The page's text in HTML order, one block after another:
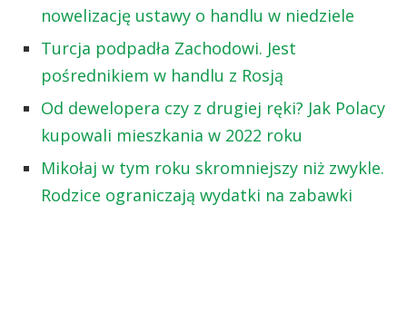
nowelizację ustawy o handlu w niedziele
Turcja podpadła Zachodowi. Jest
pośrednikiem w handlu z Rosją
Od dewelopera czy z drugiej ręki? Jak Polacy
kupowali mieszkania w 2022 roku
Mikołaj w tym roku skromniejszy niż zwykle.
Rodzice ograniczają wydatki na zabawki